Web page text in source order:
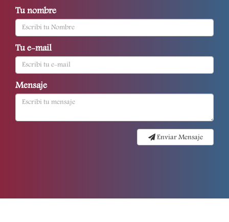
Tu nombre
Tu e-mail
Mensaje
Enviar Mensaje